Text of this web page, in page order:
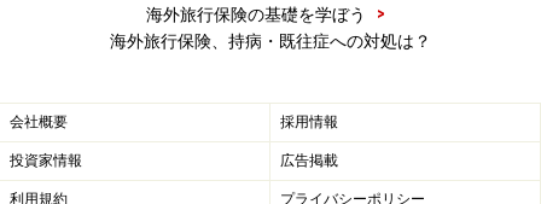
品は？
もともとAIU（現AIG損保）が海外旅行保険で持病（既往
海外旅行保険の基礎を学ぼう
>
海外旅行保険、持病・既往症への対処は？
会社概要 採用情報
投資家情報 広告掲載
利用規約 プライバシーポリシー